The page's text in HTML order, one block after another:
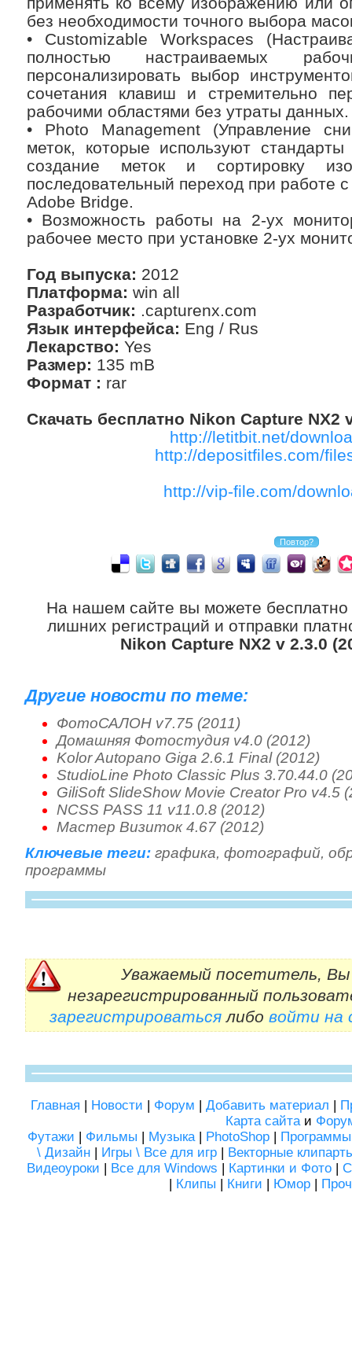
без необходимости точного выбора
• Customizable Workspaces
полностью настраиваемых
персонализировать выбор
сочетания клавиш и стремительно
рабочими областями без утраты данных.
• Photo Management (Управление
меток, которые используют
создание меток и сортировку
последовательный переход при работе
Adobe Bridge.
• Возможность работы на 2-ух
рабочее место при установке 2-ух
Год выпуска: 2012
Платформа: win all
Разработчик: .capturenx.com
Язык интерфейса: Eng / Rus
Лекарство: Yes
Размер: 135 mB
Формат : rar
Скачать бесплатно Nikon Capture NX2
http://letitbit.net/
http://depositfiles.com/
http://vip-file.com/
На нашем сайте вы можете бесплатно
лишних регистраций и отправки
Nikon Capture NX2 v 2.3.0
Другие новости по теме:
ФотоСАЛОН v7.75 (2011)
Домашняя Фотостудия v4.0 (2012)
Kolor Autopano Giga 2.6.1 Final (2012)
StudioLine Photo Classic Plus 3.70.44.0
GiliSoft SlideShow Movie Creator Pro v4.5
NCSS PASS 11 v11.0.8 (2012)
Мастер Визиток 4.67 (2012)
Ключевые теги: графика, фотографий,
программы
Уважаемый посетитель, Вы
незарегистрированный
зарегистрироватьсялибо войти на
Главная | Новости | Форум | Добавить материал |
Карта сайтаи
Футажи | Фильмы | Музыка| PhotoShop | Программы
\ Дизайн | Игры \ Все для игр | Векторные
Видеоуроки | Все для Windows | Картинки и Фото|
| Клипы | Книги | Юмор |